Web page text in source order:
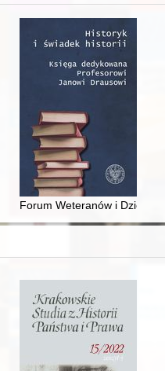
: perspektywa
Forum Weteranów i